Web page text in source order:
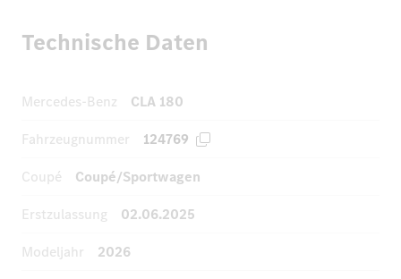
Technische Daten
Mercedes-Benz
CLA 180
Fahrzeugnummer
124769
Coupé
Coupé/Sportwagen
Erstzulassung
02.06.2025
Modeljahr
2026